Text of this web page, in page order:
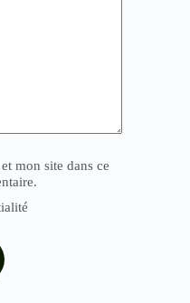
mon site dans ce